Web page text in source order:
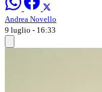
Andrea Novello
9 luglio - 16:33